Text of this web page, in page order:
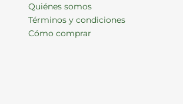
Quiénes somos
Términos y condiciones
Cómo comprar